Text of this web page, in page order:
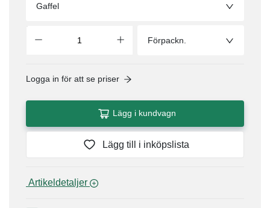
Gaffel
Förpackn.
Logga in för att se priser
Lägg i kundvagn
Lägg till i inköpslista